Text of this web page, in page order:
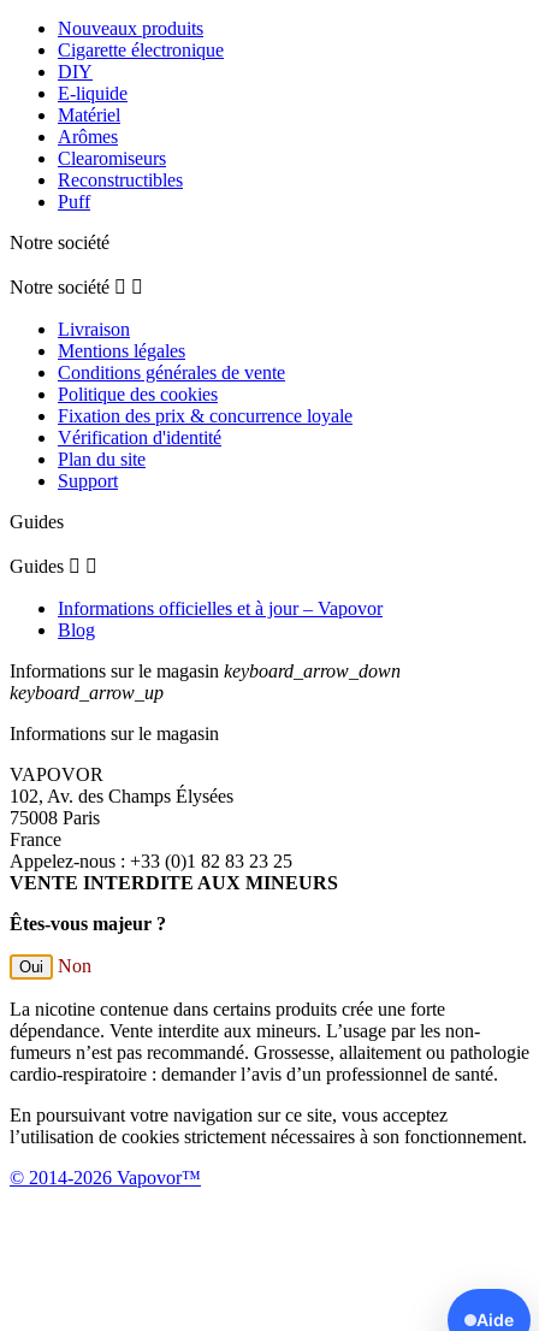
Nouveaux produits
Cigarette électronique
DIY
E-liquide
Matériel
Arômes
Clearomiseurs
Reconstructibles
Puff
Notre société
Notre société  
Livraison
Mentions légales
Conditions générales de vente
Politique des cookies
Fixation des prix & concurrence loyale
Vérification d'identité
Plan du site
Support
Guides
Guides  
Informations officielles et à jour – Vapovor
Blog
Informations sur le magasin keyboard_arrow_down
keyboard_arrow_up
Informations sur le magasin
VAPOVOR
102, Av. des Champs Élysées
75008 Paris
France
Appelez-nous : +33 (0)1 82 83 23 25
VENTE INTERDITE AUX MINEURS
Êtes-vous majeur ?
Oui Non
La nicotine contenue dans certains produits crée une forte
dépendance. Vente interdite aux mineurs. L’usage par les non-
fumeurs n’est pas recommandé. Grossesse, allaitement ou pathologie
cardio-respiratoire : demander l’avis d’un professionnel de santé.
En poursuivant votre navigation sur ce site, vous acceptez
l’utilisation de cookies strictement nécessaires à son fonctionnement.
© 2014-2026 Vapovor™
Aide